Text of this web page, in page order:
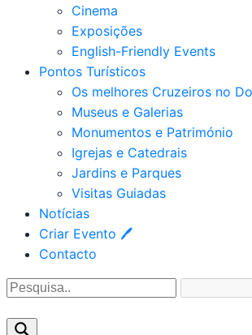
Cinema
Exposições
English-Friendly Events
Pontos Turísticos
Os melhores Cruzeiros no
Museus e Galerias
Monumentos e Património
Igrejas e Catedrais
Jardins e Parques
Visitas Guiadas
Notícias
Criar Evento 🖊
Contacto